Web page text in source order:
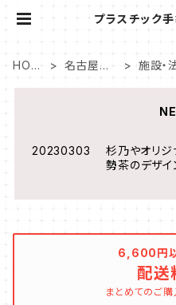
プラスチッ
HOM
名古屋直
施設・
20230303 杉乃やオリジナ
勢茶のデザイ
6,600円
配送
まとめてのご